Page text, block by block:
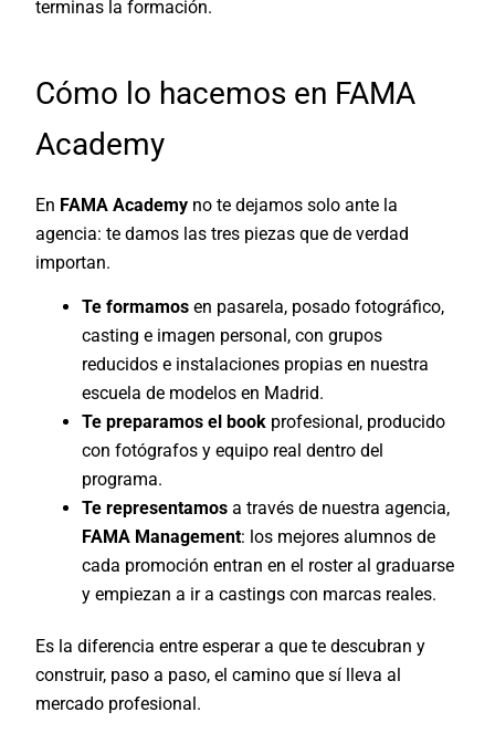
terminas la formación.
Cómo lo hacemos en FAMA
Academy
En FAMA Academy no te dejamos solo ante la
agencia: te damos las tres piezas que de verdad
importan.
Te formamos en pasarela, posado fotográfico,
casting e imagen personal, con grupos
reducidos e instalaciones propias en nuestra
escuela de modelos en Madrid.
Te preparamos el book profesional, producido
con fotógrafos y equipo real dentro del
programa.
Te representamos a través de nuestra agencia,
FAMA Management: los mejores alumnos de
cada promoción entran en el roster al graduarse
y empiezan a ir a castings con marcas reales.
Es la diferencia entre esperar a que te descubran y
construir, paso a paso, el camino que sí lleva al
mercado profesional.